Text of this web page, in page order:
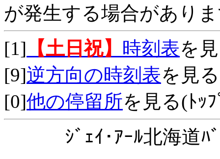
が発生する場合があり
[1] 【土日祝】 時刻表を
[9]逆方向の時刻表を見る
[0]他の停留所を見る(ﾄｯ
ｼﾞｪｲ･ｱｰﾙ北海道